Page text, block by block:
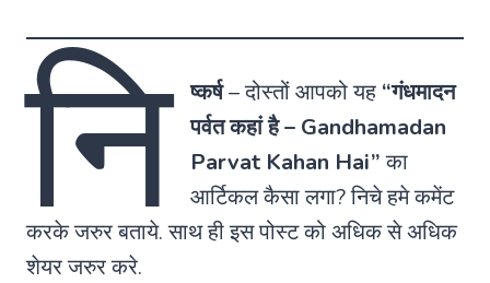
नि ष्कर्ष– दोस्तों आपको यह “गंधमादन
पर्वत कहां है – Gandhamadan
Parvat Kahan Hai”का
आर्टिकल कैसा लगा? निचे हमे कमेंट
करके जरुर बताये. साथ ही इस पोस्ट को अधिक से अधिक
शेयर जरुर करे.